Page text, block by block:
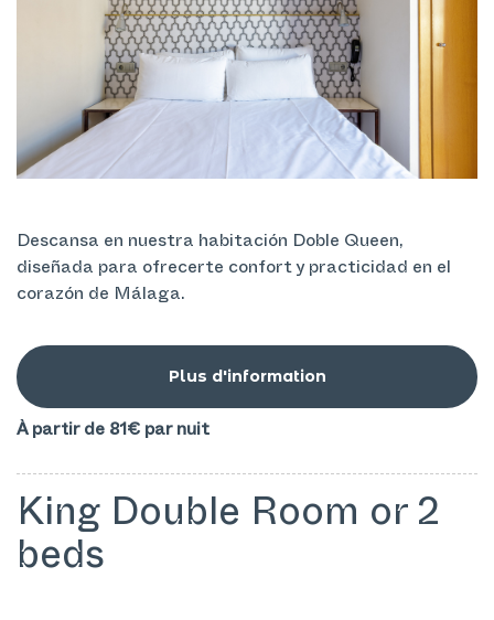
Descansa en nuestra habitación Doble Queen,
diseñada para ofrecerte confort y practicidad en el
corazón de Málaga.
Plus d'information
À partir de 81€ par nuit
King Double Room or 2
beds